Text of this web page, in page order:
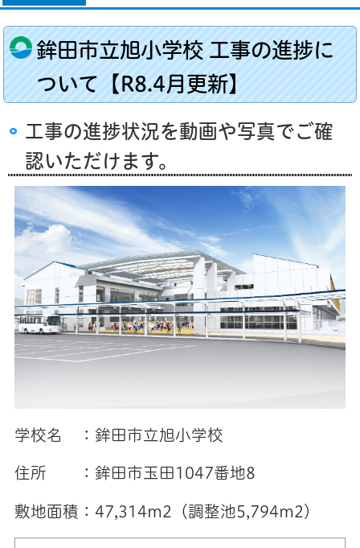
鉾田市立旭小学校 工事の進捗に
ついて【R8.4月更新】
工事の進捗状況を動画や写真でご確
認いただけます。
学校名 ：鉾田市立旭小学校
住所 ：鉾田市玉田1047番地8
敷地面積：47,314m2（調整池5,794m2）